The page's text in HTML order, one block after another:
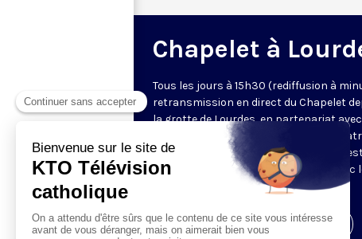
Chapelet à
Tous les jours à 15h30 (rediffusion à
retransmission en direct du Chapelet
la grotte de Lourdes, en partenariat
Sanctuaires. Chaque jour, l'une des
méditations des mystères du Rosaire
proposée en communion de prière avec
Visiter la page de l'émission